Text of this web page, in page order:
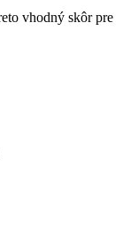
vhodný skôr pre